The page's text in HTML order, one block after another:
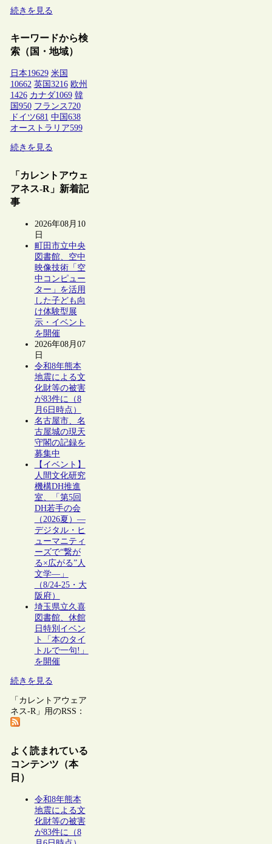
続きを見る
キーワードから検
索（国・地域）
日本19629 米国
10662 英国 3216 欧州
1426 カナダ1069 韓
国 950 フランス 720
ドイツ681 中国 638
オーストラリア599
続きを見る
「カレントアウェ
アネス-R」新着記
事
2026年08月10
日
町田市立中央
図書館、空中
映像技術「空
中コンピュー
ター」を活用
した子ども向
け体験型展
示・イベント
を開催
2026年08月07
日
令和8年熊本
地震による文
化財等の被害
が83件に（8
月6日時点）
名古屋市、名
古屋城の現天
守閣の記録を
募集中
【イベント】
人間文化研究
機構DH推進
室、「第5回
DH若手の会
（2026夏）―
デジタル・ヒ
ューマニティ
ーズで“繋が
る×広がる”人
文学―」
（8/24-25・大
阪府）
埼玉県立久喜
図書館、休館
日特別イベン
ト「本のタイ
トルで一句!」
を開催
続きを見る
「カレントアウェア
ネス-R」用のRSS：
よく読まれている
コンテンツ（本
日）
令和8年熊本
地震による文
化財等の被害
が83件に（8